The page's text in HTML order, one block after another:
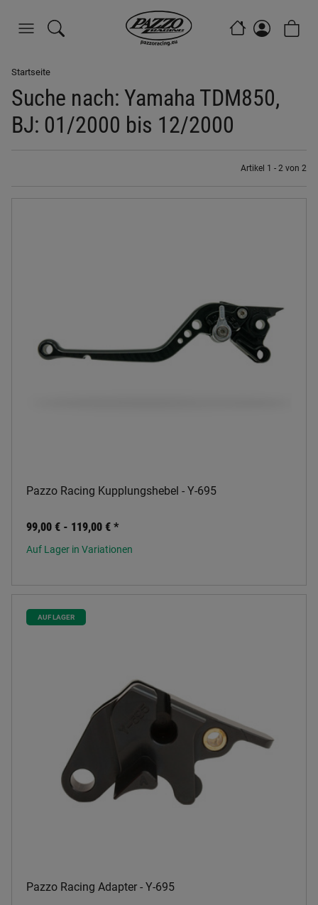
Startseite
Suche nach: Yamaha TDM850,
BJ: 01/2000 bis 12/2000
Artikel 1 - 2 von 2
Pazzo Racing Kupplungshebel - Y-695
99,00 € - 119,00 € *
Auf Lager in Variationen
AUF LAGER
Pazzo Racing Adapter - Y-695